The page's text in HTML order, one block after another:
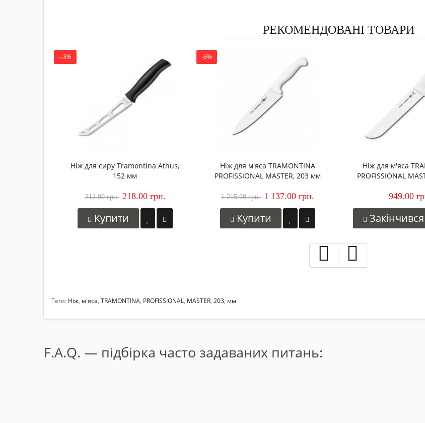
РЕКОМЕНДОВАНІ ТОВАРИ
--3%
Ніж для сиру Tramontina Athus,
152 мм
212.00 грн. 218.00 грн.
Купити
-6%
Ніж для м'яса TRAMONTINA
PROFISSIONAL MASTER, 203 мм
1 215.00 грн. 1 137.00 грн.
Купити
Ніж для м'яса
PROFISSIONAL
949.00
Закінчився
Теги: Ніж, м'яса, TRAMONTINA, PROFISSIONAL, MASTER, 203, мм
F.A.Q. — підбірка часто задаваних питань: